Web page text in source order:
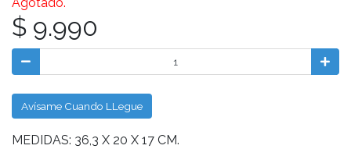
$ 9.990
Avísame Cuando LLegue
MEDIDAS: 36,3 X 20 X 17 CM.